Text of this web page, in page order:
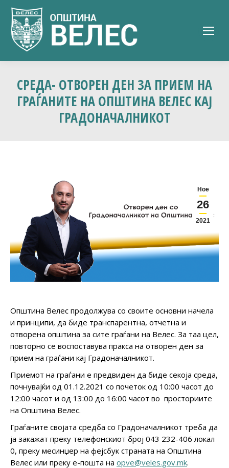
СРЕДА- ОТВОРЕН ДЕН ЗА ПРИЕМ НА
ГРАЃАНИТЕ НА ОПШТИНА ВЕЛЕС КАЈ
ГРАДОНАЧАЛНИКОТ
Ное
26
2021
Општина Велес продолжува со своите основни начела
и принципи, да биде транспарентна, отчетна и
отворена општина за сите граѓани на Велес. За таа цел,
повторно се воспоставува пракса на отворен ден за
прием на граѓани кај Градоначалникот.
Приемот на граѓани е предвиден да биде секоја среда,
почнувајќи од 01.12.2021 со почеток од 10:00 часот до
12:00 часот и од 13:00 до 16:00 часот во просториите
на Општина Велес.
Граѓаните својата средба со Градоначалникот треба да
ја закажат преку телефонскиот број 043 232-406 локал
0, преку месинџер на фејсбук страната на Општина
Велес или преку е-пошта на opve@veles.gov.mk.